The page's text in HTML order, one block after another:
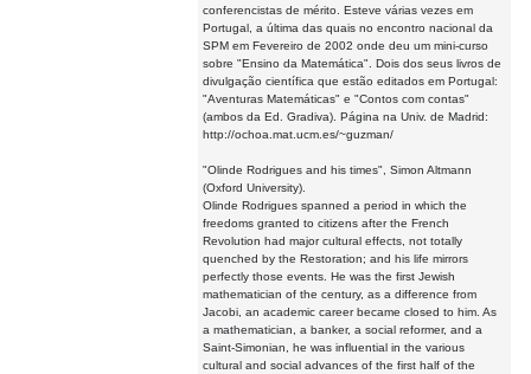
conferencistas de mérito. Esteve várias vezes em
Portugal, a última das quais no encontro nacional da
SPM em Fevereiro de 2002 onde deu um mini-curso
sobre "Ensino da Matemática". Dois dos seus livros de
divulgação científica que estão editados em Portugal:
"Aventuras Matemáticas" e "Contos com contas"
(ambos da Ed. Gradiva). Página na Univ. de Madrid:
http://ochoa.mat.ucm.es/~guzman/
"Olinde Rodrigues and his times", Simon Altmann
(Oxford University).
Olinde Rodrigues spanned a period in which the
freedoms granted to citizens after the French
Revolution had major cultural effects, not totally
quenched by the Restoration; and his life mirrors
perfectly those events. He was the first Jewish
mathematician of the century, as a difference from
Jacobi, an academic career became closed to him. As
a mathematician, a banker, a social reformer, and a
Saint-Simonian, he was influential in the various
cultural and social advances of the first half of the